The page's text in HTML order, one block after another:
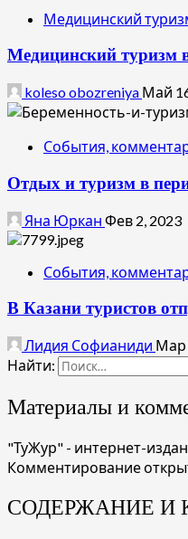
Медицинский
Медицинский туризм
koleso obozreniya Май
События,
Отдых и туризм в
Яна Юркан Фев 2, 2023
События,
В Казани туристов
Лидия Софианиди Мар
Найти:
Материалы и
"ТуЖур" - интернет-
Комментирование
СОДЕРЖАНИЕ И